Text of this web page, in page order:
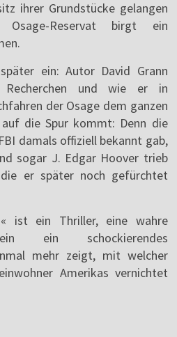
ihrer Grundstücke gelangen
Reservat birgt ein
ein: Autor David Grann
Recherchen und wie er in
der Osage dem ganzen
die Spur kommt: Denn die
damals offiziell bekannt gab,
sogar J. Edgar Hoover trieb
er später noch gefürchtet
ist ein Thriller, eine wahre
ein schockierendes
mehr zeigt, mit welcher
Amerikas vernichtet